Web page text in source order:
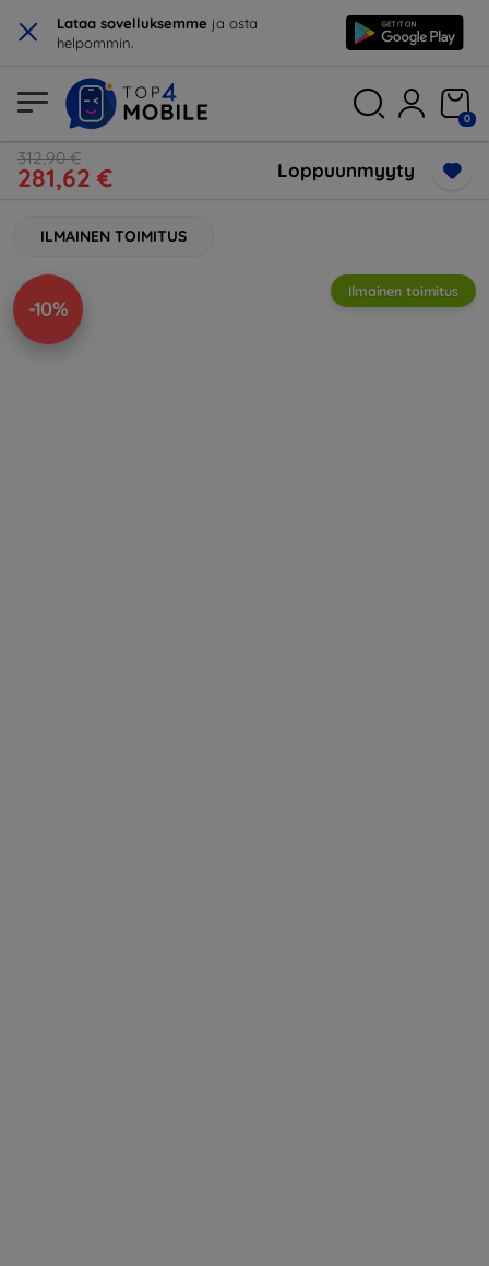
× Lataa sovelluksemme ja osta
helpommin.
0
312,90 €
281,62 € Loppuunmyyty
ILMAINEN TOIMITUS
-10%
Ilmainen toimitus